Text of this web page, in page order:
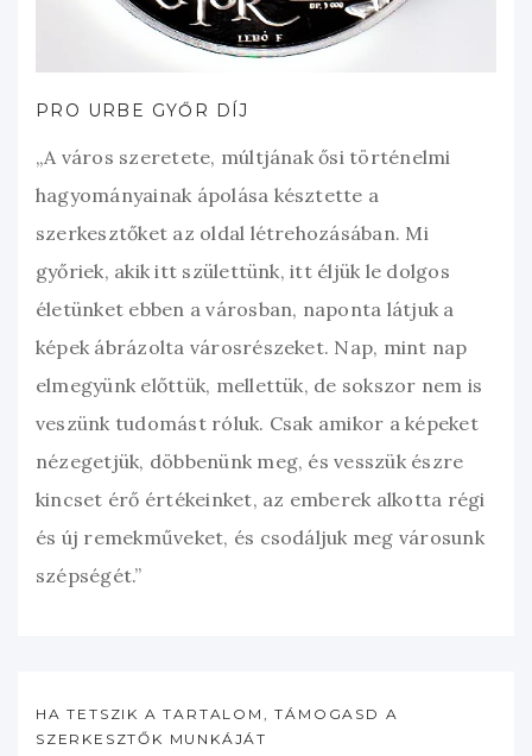
PRO URBE GYŐR DÍJ
„A város szeretete, múltjának ősi történelmi
hagyományainak ápolása késztette a
szerkesztőket az oldal létrehozásában. Mi
győriek, akik itt születtünk, itt éljük le dolgos
életünket ebben a városban, naponta látjuk a
képek ábrázolta városrészeket. Nap, mint nap
elmegyünk előttük, mellettük, de sokszor nem is
veszünk tudomást róluk. Csak amikor a képeket
nézegetjük, döbbenünk meg, és vesszük észre
kincset érő értékeinket, az emberek alkotta régi
és új remekműveket, és csodáljuk meg városunk
szépségét.”
HA TETSZIK A TARTALOM, TÁMOGASD A
SZERKESZTŐK MUNKÁJÁT